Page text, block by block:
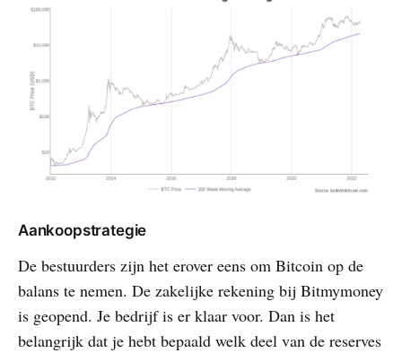
Aankoopstrategie
De bestuurders zijn het erover eens om Bitcoin op de
balans te nemen. De zakelijke rekening bij Bitmymoney
is geopend. Je bedrijf is er klaar voor. Dan is het
belangrijk dat je hebt bepaald welk deel van de reserves